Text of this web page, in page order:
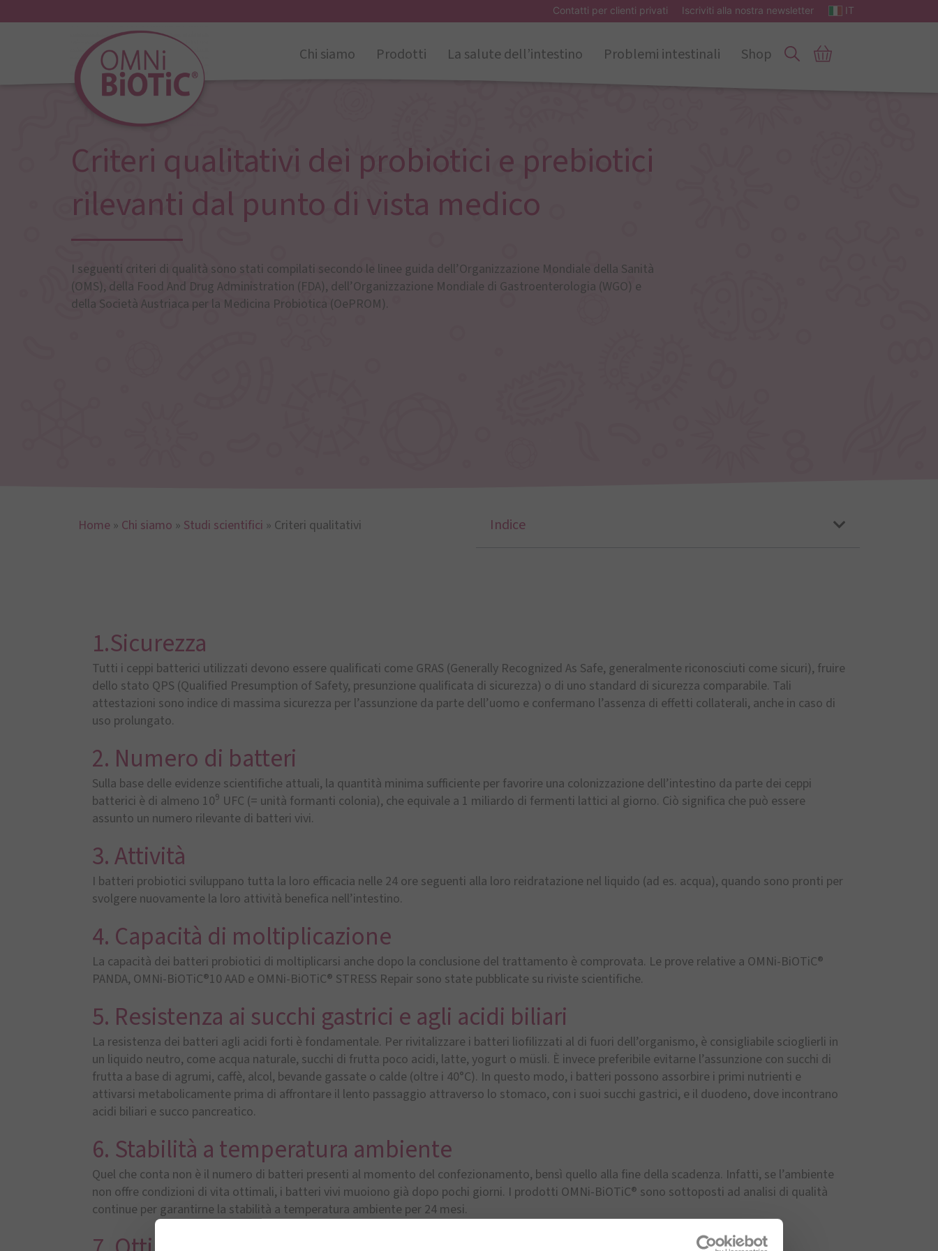
Contatti per clienti privati Iscriviti alla nostra newsletter IT
Chi siamo Prodotti La salute dell’intestino Problemi intestinali Shop
Criteri qualitativi dei probiotici e prebiotici
rilevanti dal punto di vista medico
I seguenti criteri di qualità sono stati compilati secondo le linee guida dell’Organizzazione Mondiale della Sanità
(OMS), della Food And Drug Administration (FDA), dell’Organizzazione Mondiale di Gastroenterologia (WGO) e
della Società Austriaca per la Medicina Probiotica (OePROM).
Home » Chi siamo » Studi scientifici » Criteri qualitativi Indice
1.Sicurezza
Tutti i ceppi batterici utilizzati devono essere qualificati come GRAS (Generally Recognized As Safe, generalmente riconosciuti come sicuri), fruire
dello stato QPS (Qualified Presumption of Safety, presunzione qualificata di sicurezza) o di uno standard di sicurezza comparabile. Tali
attestazioni sono indice di massima sicurezza per l’assunzione da parte dell’uomo e confermano l’assenza di effetti collaterali, anche in caso di
uso prolungato.
2. Numero di batteri
Sulla base delle evidenze scientifiche attuali, la quantità minima sufficiente per favorire una colonizzazione dell’intestino da parte dei ceppi
batterici è di almeno 109 UFC (= unità formanti colonia), che equivale a 1 miliardo di fermenti lattici al giorno. Ciò significa che può essere
assunto un numero rilevante di batteri vivi.
3. Attività
I batteri probiotici sviluppano tutta la loro efficacia nelle 24 ore seguenti alla loro reidratazione nel liquido (ad es. acqua), quando sono pronti per
svolgere nuovamente la loro attività benefica nell’intestino.
4. Capacità di moltiplicazione
La capacità dei batteri probiotici di moltiplicarsi anche dopo la conclusione del trattamento è comprovata. Le prove relative a OMNi-BiOTiC®
PANDA, OMNi-BiOTiC®10 AAD e OMNi-BiOTiC® STRESS Repair sono state pubblicate su riviste scientifiche.
5. Resistenza ai succhi gastrici e agli acidi biliari
La resistenza dei batteri agli acidi forti è fondamentale. Per rivitalizzare i batteri liofilizzati al di fuori dell’organismo, è consigliabile scioglierli in
un liquido neutro, come acqua naturale, succhi di frutta poco acidi, latte, yogurt o müsli. È invece preferibile evitarne l’assunzione con succhi di
frutta a base di agrumi, caffè, alcol, bevande gassate o calde (oltre i 40°C). In questo modo, i batteri possono assorbire i primi nutrienti e
attivarsi metabolicamente prima di affrontare il lento passaggio attraverso lo stomaco, con i suoi succhi gastrici, e il duodeno, dove incontrano
acidi biliari e succo pancreatico.
6. Stabilità a temperatura ambiente
Quel che conta non è il numero di batteri presenti al momento del confezionamento, bensì quello alla fine della scadenza. Infatti, se l’ambiente
non offre condizioni di vita ottimali, i batteri vivi muoiono già dopo pochi giorni. I prodotti OMNi-BiOTiC® sono sottoposti ad analisi di qualità
continue per garantirne la stabilità a temperatura ambiente per 24 mesi.